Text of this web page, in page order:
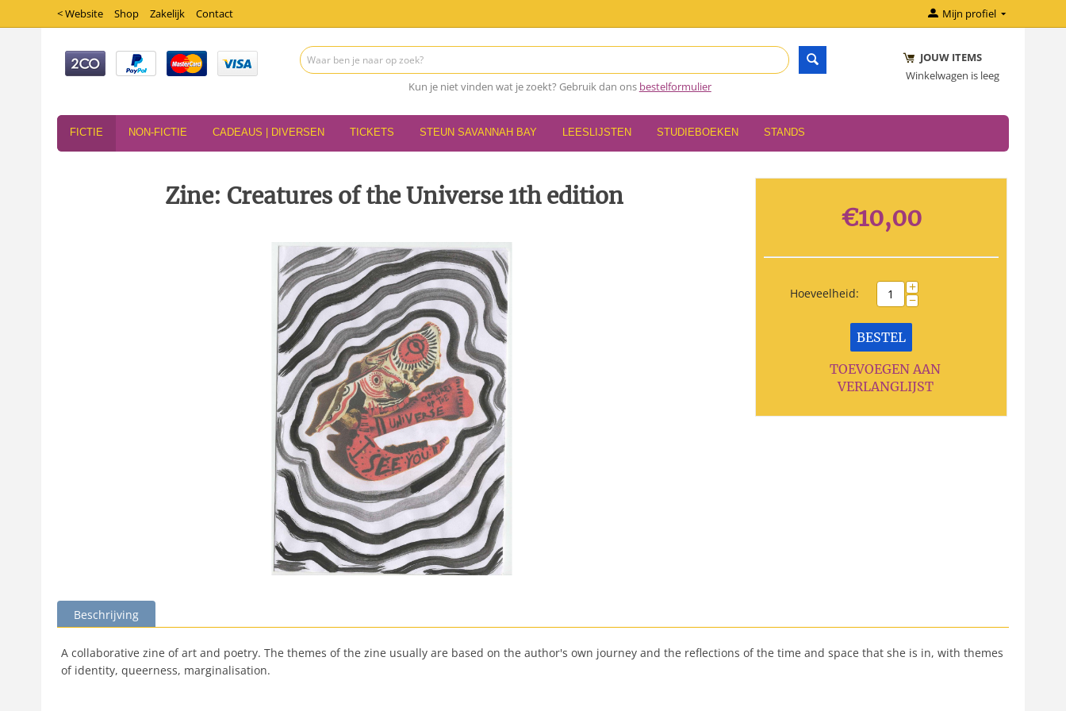
< Website Shop Zakelijk Contact Mijn profiel
Kun je niet vinden wat je zoekt? Gebruik dan ons bestelformulier
JOUW ITEMS
Winkelwagen is leeg
FICTIE NON-FICTIE CADEAUS | DIVERSEN TICKETS STEUN SAVANNAH BAY LEESLIJSTEN STUDIEBOEKEN STANDS
Zine: Creatures of the Universe 1th edition
€10,00
Hoeveelheid: +
−
BESTEL
TOEVOEGEN AAN
VERLANGLIJST
Beschrijving
A collaborative zine of art and poetry. The themes of the zine usually are based on the author's own journey and the reflections of the time and space that she is in, with themes
of identity, queerness, marginalisation.